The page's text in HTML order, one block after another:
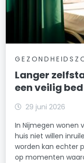
Langer
een veilig bed
29 juni 2026
In Nijmegen wonen
huis niet willen
worden kan echter
op momenten